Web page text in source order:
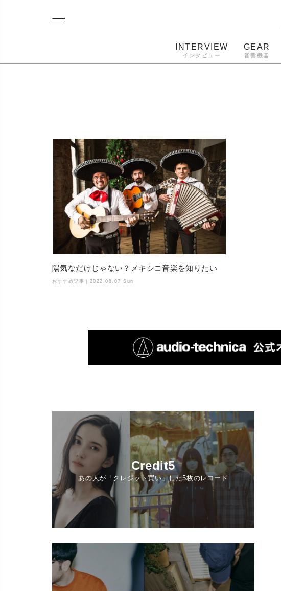
INTERVIEW
インタビュー
GEAR
音響機器
陽気なだけじゃない？メキシコ音楽を知りたい
おすすめ記事｜ 2022.08.07 Sun
Credit5
あの人が「クレジット買い」した5枚のレコード